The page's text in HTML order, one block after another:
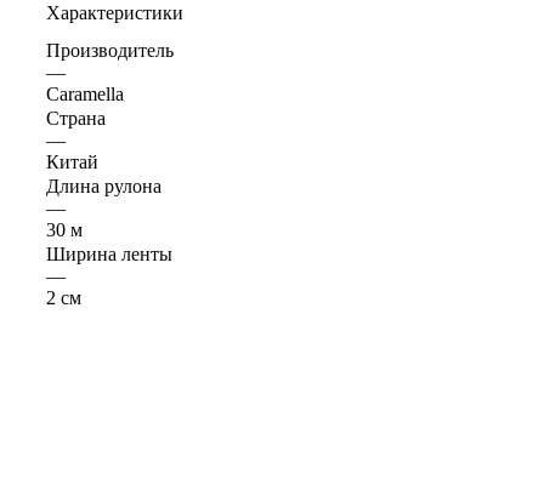
Характеристики
Производитель
—
Caramella
Страна
—
Китай
Длина рулона
—
30 м
Ширина ленты
—
2 см